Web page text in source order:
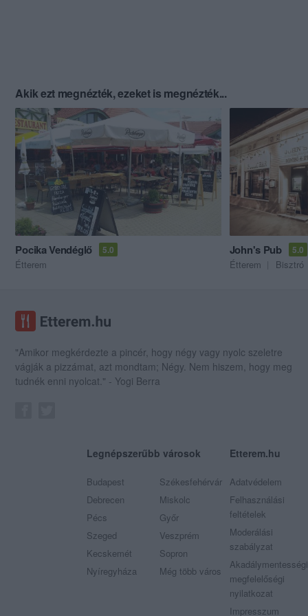
Akik ezt megnézték, ezeket is megnézték...
Pocika Vendéglő 5.0
Étterem
John's Pub 5.0
Étterem Bisztró
"Amikor megkérdezte a pincér, hogy négy vagy nyolc szeletre
vágják a pizzámat, azt mondtam; Négy. Nem hiszem, hogy meg
tudnék enni nyolcat." - Yogi Berra
Legnépszerűbb városok
Budapest
Debrecen
Pécs
Szeged
Kecskemét
Nyíregyháza
Székesfehérvár
Miskolc
Győr
Veszprém
Sopron
Még több város
Etterem.hu
Adatvédelem
Felhasználási
feltételek
Moderálási
szabályzat
Akadálymentességi
megfelelőségi
nyilatkozat
Impresszum